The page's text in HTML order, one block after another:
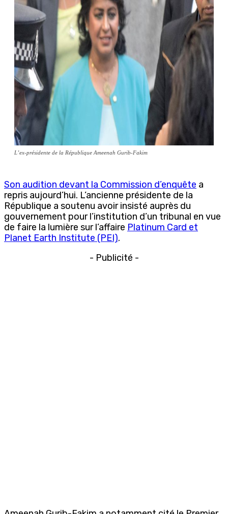
L’ex-présidente de la République Ameenah Gurib-Fakim
Son audition devant la Commission d’enquête a
repris aujourd’hui. L’ancienne présidente de la
République a soutenu avoir insisté auprès du
gouvernement pour l’institution d’un tribunal en vue
de faire la lumière sur l’affaire Platinum Card et
Planet Earth Institute (PEI).
- Publicité -